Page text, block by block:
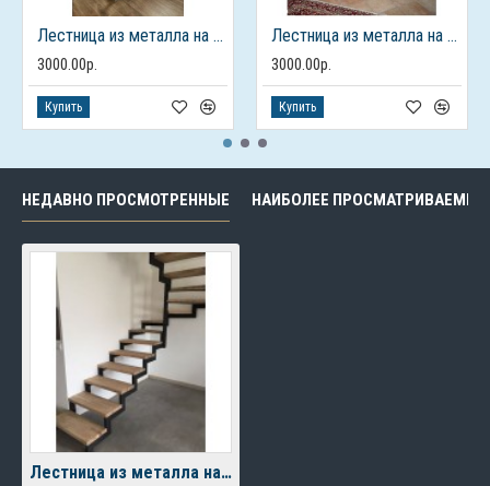
Лестница из металла на 2 этаж
3000.00р.
Купить
Лестница из металла на 2 этаж
3000.00р.
Купить
НЕДАВНО ПРОСМОТРЕННЫЕ НАИБОЛЕЕ ПРОСМАТРИВАЕМЫЕ
Лестница из металла на 2 этаж